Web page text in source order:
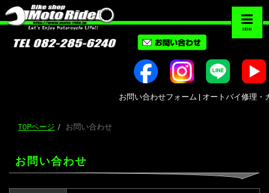
MENU
お問い合わせフォーム | オートバイ修理・
TOPページ お問い合わせ
お問い合わせ